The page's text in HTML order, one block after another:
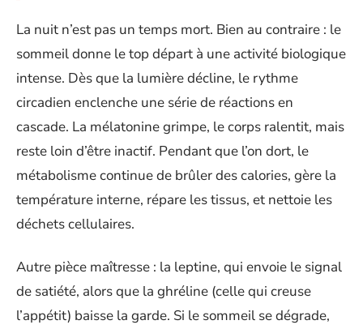
La nuit n’est pas un temps mort. Bien au contraire : le
sommeil donne le top départ à une activité biologique
intense. Dès que la lumière décline, le rythme
circadien enclenche une série de réactions en
cascade. La mélatonine grimpe, le corps ralentit, mais
reste loin d’être inactif. Pendant que l’on dort, le
métabolisme continue de brûler des calories, gère la
température interne, répare les tissus, et nettoie les
déchets cellulaires.
Autre pièce maîtresse : la leptine, qui envoie le signal
de satiété, alors que la ghréline (celle qui creuse
l’appétit) baisse la garde. Si le sommeil se dégrade,